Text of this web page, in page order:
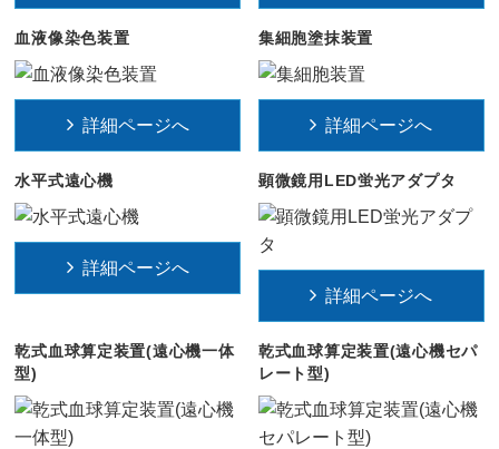
血液像染色装置
詳細ページへ
集細胞塗抹装置
詳細ページへ
水平式遠心機
詳細ページへ
顕微鏡用LED蛍光アダプタ
詳細ページへ
乾式血球算定装置(遠心機一体
型)
乾式血球算定装置(遠心機セパ
レート型)